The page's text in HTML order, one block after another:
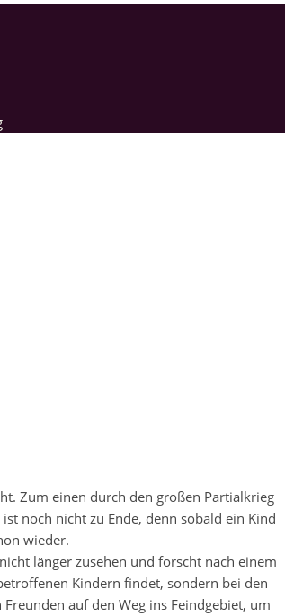
Zum einen durch den großen Partialkrieg
noch nicht zu Ende, denn sobald ein Kind
wieder.
länger zusehen und forscht nach einem
Kindern findet, sondern bei den
auf den Weg ins Feindgebiet, um